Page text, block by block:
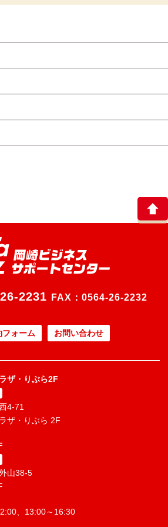
2231 FAX：0564-26-2232
ォーム お問い合わせ
ザ・りぶら2F
4-71
ザ・りぶら 2F
山38-5
、13:00～16:30